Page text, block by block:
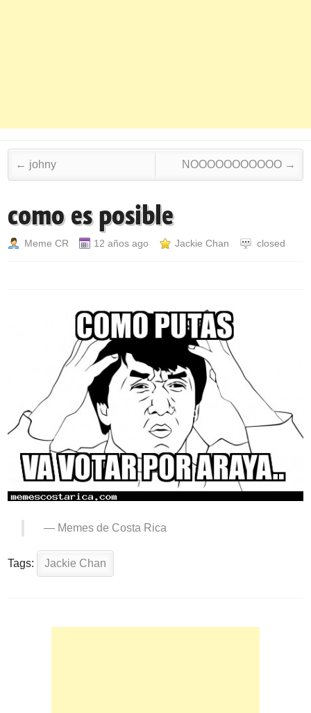
Post navigation
← johny NOOOOOOOOOOO →
como es posible
Meme CR 12 años ago Jackie Chan closed
— Memes de Costa Rica
Tags: Jackie Chan